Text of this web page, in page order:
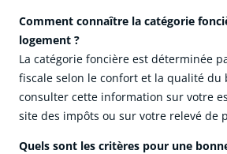
Comment connaître la catégorie
logement ?
La catégorie foncière est déterminée
fiscale selon le confort et la qualité du
consulter cette information sur votre
site des impôts ou sur votre relevé de
Quels sont les critères pour une